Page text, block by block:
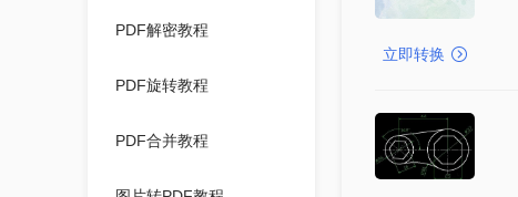
PDF解密教程
PDF旋转教程
PDF合并教程
立即转换